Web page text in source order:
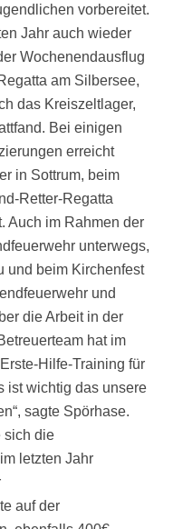
vorbereitet.
Jahr auch wieder
Wochenendausflug
am Silbersee,
das Kreiszeltlager,
Bei einigen
erreicht
in Sottrum, beim
Retter-Regatta
Auch im Rahmen der
unterwegs,
und beim Kirchenfest
und
die Arbeit in der
hat im
Hilfe-Training für
ist wichtig das unsere
sagte Spörhase.
sich die
letzten Jahr
auf der